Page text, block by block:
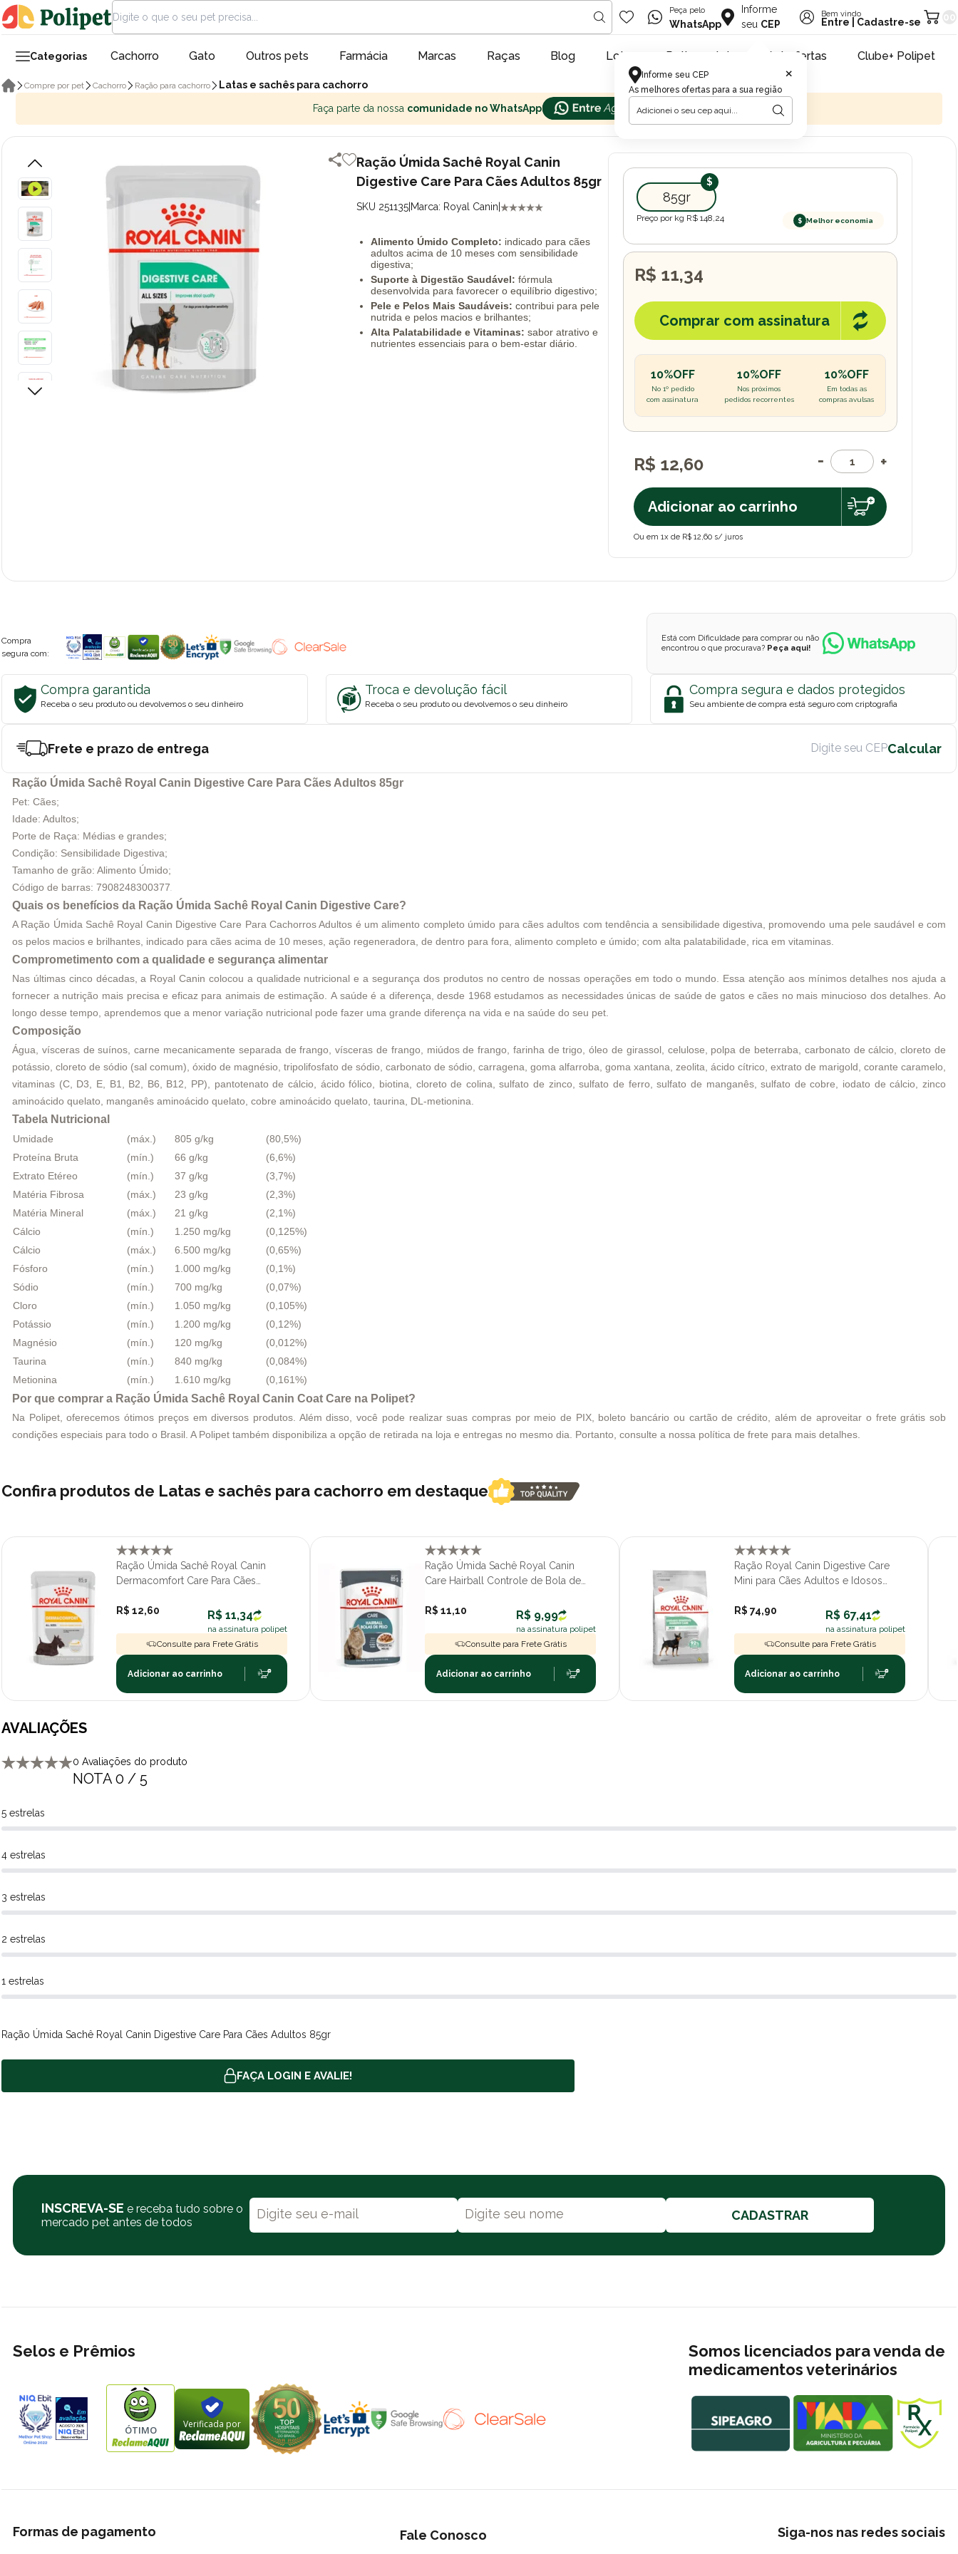
Peça pelo
WhatsApp
Informe
seu CEP
Informe seu CEP
As melhores ofertas para a sua região
×
Bem vindo
Entre Cadastre-se
Categorias Cachorro Gato Outros pets Farmácia Marcas Raças Blog Lojas Retire na loja Pet ofertas Clube+ Polipet
Faça parte da nossa comunidade no WhatsApp
Compre por pet Cachorro Ração para cachorro Latas e sachês para cachorro
Ração Úmida Sachê Royal Canin
Digestive Care Para Cães Adultos 85gr
SKU 251135 Marca: Royal Canin |
Alimento Úmido Completo: indicado para cães
adultos acima de 10 meses com sensibilidade
digestiva;
Suporte à Digestão Saudável:fórmula
desenvolvida para favorecer o equilíbrio digestivo;
Pele e Pelos Mais Saudáveis:contribui para pele
nutrida e pelos macios e brilhantes;
Alta Palatabilidade e Vitaminas: sabor atrativo e
nutrientes essenciais para o bem-estar diário.
85gr
Preço por kg R$148,24 $ Melhor economia
R$ 12,60
Adicionar ao carrinho
Ou em 1x de R$ 12,60 s/ juros
R$ 11,34
Comprar com assinatura
10%OFF
No 1º pedido
com assinatura
10%OFF
Nos próximos
pedidos recorrentes
10%OFF
Em todas as
compras avulsas
Compra
segura com:
Está com Dificuldade para comprar ou não
encontrou o que procurava? Peça aqui!
Compra garantida
Receba o seu produto ou devolvemos o seu dinheiro
Troca e devolução fácil
Receba o seu produto ou devolvemos o seu dinheiro
Compra segura e dados protegidos
Seu ambiente de compra está seguro com criptografia
Frete e prazo de entrega
Ração Úmida Sachê Royal Canin Digestive Care Para Cães Adultos 85gr
Pet: Cães;
Idade: Adultos;
Porte de Raça: Médias e grandes;
Condição: Sensibilidade Digestiva;
Tamanho de grão: Alimento Úmido;
Código de barras: 7908248300377
Quais os benefícios da Ração Úmida Sachê Royal Canin Digestive Care?
A Ração Úmida Sachê Royal Canin Digestive Care Para Cachorros Adultos é um alimento completo úmido para cães adultos com tendência a sensibilidade digestiva, promovendo uma pele saudável e com
os pelos macios e brilhantes, indicado para cães acima de 10 meses, ação regeneradora, de dentro para fora, alimento completo e úmido; com alta palatabilidade, rica em vitaminas.
Comprometimento com a qualidade e segurança alimentar
Nas últimas cinco décadas, a Royal Canin colocou a qualidade nutricional e a segurança dos produtos no centro de nossas operações em todo o mundo. Essa atenção aos mínimos detalhes nos ajuda a
fornecer a nutrição mais precisa e eficaz para animais de estimação. A saúde é a diferença, desde 1968 estudamos as necessidades únicas de saúde de gatos e cães no mais minucioso dos detalhes. Ao
longo desse tempo, aprendemos que a menor variação nutricional pode fazer uma grande diferença na vida e na saúde do seu pet.
Composição
Água, vísceras de suínos, carne mecanicamente separada de frango, vísceras de frango, miúdos de frango, farinha de trigo, óleo de girassol, celulose, polpa de beterraba, carbonato de cálcio, cloreto de
potássio, cloreto de sódio (sal comum), óxido de magnésio, tripolifosfato de sódio, carbonato de sódio, carragena, goma alfarroba, goma xantana, zeolita, ácido cítrico, extrato de marigold, corante caramelo,
vitaminas (C, D3, E, B1, B2, B6, B12, PP), pantotenato de cálcio, ácido fólico, biotina, cloreto de colina, sulfato de zinco, sulfato de ferro, sulfato de manganês, sulfato de cobre, iodato de cálcio, zinco
aminoácido quelato, manganês aminoácido quelato, cobre aminoácido quelato, taurina, DL-metionina.
Tabela Nutricional
Umidade (máx.) 805 g/kg
(80,5%)
Proteína Bruta
(mín.) 66 g/kg
(6,6%)
Extrato Etéreo
(mín.) 37 g/kg
(3,7%)
Matéria Fibrosa
(máx.) 23 g/kg
(2,3%)
Matéria Mineral
(máx.) 21 g/kg
(2,1%)
Cálcio
(mín.) 1.250 mg/kg
(0,125%)
Cálcio
(máx.) 6.500 mg/kg
(0,65%)
Fósforo
(mín.) 1.000 mg/kg
(0,1%)
Sódio
(mín.) 700 mg/kg
(0,07%)
Cloro
(mín.) 1.050 mg/kg
(0,105%)
Potássio
(mín.) 1.200 mg/kg
(0,12%)
Magnésio
(mín.) 120 mg/kg
(0,012%)
Taurina
(mín.) 840 mg/kg
(0,084%)
Metionina
(mín.) 1.610 mg/kg (0,161%)
Por que comprar a Ração Úmida Sachê Royal Canin Coat Care na Polipet?
Na Polipet, oferecemos ótimos preços em diversos produtos. Além disso, você pode realizar suas compras por meio de PIX, boleto bancário ou cartão de crédito, além de aproveitar o frete grátis sob
condições especiais para todo o Brasil. A Polipet também disponibiliza a opção de retirada na loja e entregas no mesmo dia. Portanto, consulte a nossa política de frete para mais detalhes.
Confira produtos de Latas e sachês para cachorro em destaque
Ração Úmida Sachê Royal Canin
Dermacomfort Care Para Cães
R$ 12,60
R$ 11,34
na assinatura polipet
Consulte para Frete Grátis
Adicionar ao carrinho
Ração Úmida Sachê Royal Canin
Care Hairball Controle de Bola de
R$ 11,10
R$ 9,99
na assinatura polipet
Consulte para Frete Grátis
Adicionar ao carrinho
Ração Royal Canin Digestive Care
Mini para Cães Adultos e Idosos
R$ 74,90
R$ 67,41
na assinatura polipet
Consulte para Frete Grátis
Adicionar ao carrinho
AVALIAÇÕES
0 Avaliações do produto
NOTA 0 / 5
5 estrelas
4 estrelas
3 estrelas
2 estrelas
1 estrelas
Ração Úmida Sachê Royal Canin Digestive Care Para Cães Adultos 85gr
FAÇA LOGIN E AVALIE!
INSCREVA-SE e receba tudo sobre o
mercado pet antes de todos
CADASTRAR
Selos e Prêmios
ÓTIMO Verificada por
Somos licenciados para venda de
medicamentos veterinários
Formas de pagamento Fale Conosco Siga-nos nas redes sociais